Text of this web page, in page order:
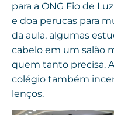
para a ONG Fio de
e doa perucas para
da aula, algumas
cabelo em um salão
quem tanto precisa.
colégio também
lenços.